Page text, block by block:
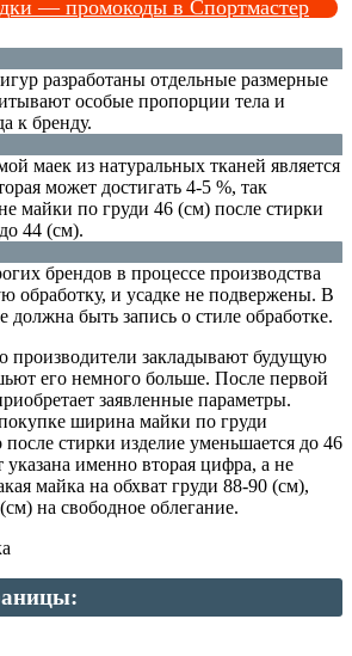
— промокоды в Спортмастер
разработаны отдельные размерные
особые пропорции тела и
к бренду.
маек из натуральных тканей является
может достигать 4-5 %, так
майки по груди 46 (см) после стирки
44 (см).
брендов в процессе производства
обработку, и усадке не подвержены. В
должна быть запись о стиле обработке.
производители закладывают будущую
его немного больше. После первой
заявленные параметры.
ширина майки по груди
после стирки изделие уменьшается до 46
указана именно вторая цифра, а не
майка на обхват груди 88-90 (см),
на свободное облегание.